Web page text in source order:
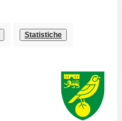
Statistiche